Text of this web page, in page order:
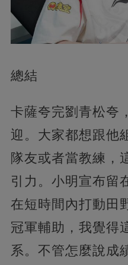
總結
卡薩夸完劉青松夸
迎。大家都想跟他
隊友或者當教練，
引力。小明宣布留
在短時間內打動田
冠軍輔助，我覺得
系。不管怎麼說成